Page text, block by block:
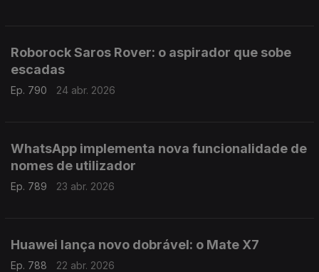
Roborock Saros Rover: o aspirador que sobe
escadas
Ep. 790 24 abr. 2026
WhatsApp implementa nova funcionalidade de
nomes de utilizador
Ep. 789 23 abr. 2026
Huawei lança novo dobrável: o Mate X7
Ep. 788 22 abr. 2026